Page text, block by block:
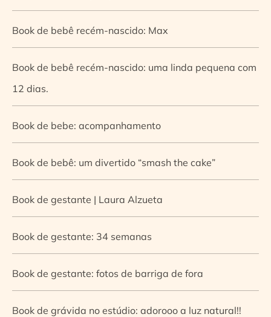
Book de bebê recém-nascido: Max
Book de bebê recém-nascido: uma linda pequena com
12 dias.
Book de bebe: acompanhamento
Book de bebê: um divertido “smash the cake”
Book de gestante | Laura Alzueta
Book de gestante: 34 semanas
Book de gestante: fotos de barriga de fora
Book de grávida no estúdio: adorooo a luz natural!!